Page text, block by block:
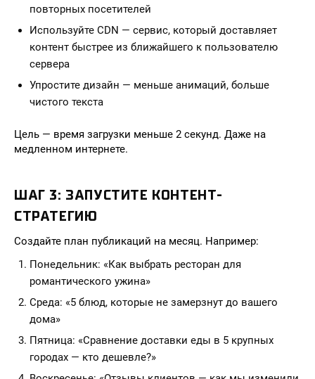
повторных посетителей
Используйте CDN — сервис, который доставляет
контент быстрее из ближайшего к пользователю
сервера
Упростите дизайн — меньше анимаций, больше
чистого текста
Цель — время загрузки меньше 2 секунд. Даже на
медленном интернете.
ШАГ 3: ЗАПУСТИТЕ КОНТЕНТ-
СТРАТЕГИЮ
Создайте план публикаций на месяц. Например:
Понедельник: «Как выбрать ресторан для
романтического ужина»
Среда: «5 блюд, которые не замерзнут до вашего
дома»
Пятница: «Сравнение доставки еды в 5 крупных
городах — кто дешевле?»